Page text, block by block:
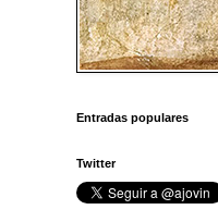
Entradas populares
Twitter